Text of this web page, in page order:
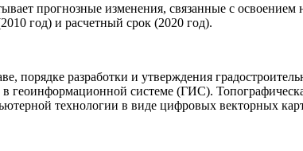
прогнозные изменения, связанные с
год) и расчетный срок (2020 год).
разработки и утверждения
системе (ГИС).
технологии в виде цифровых векторных